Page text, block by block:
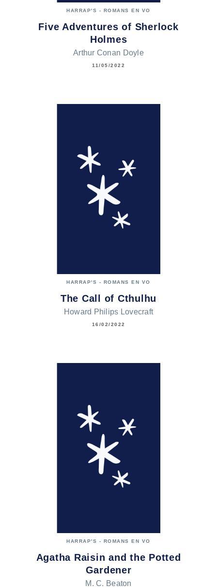
HARRAP'S - ROMANS EN VO
Five Adventures of Sherlock
Holmes
Arthur Conan Doyle
11/05/2022
HARRAP'S - ROMANS EN VO
The Call of Cthulhu
Howard Philips Lovecraft
16/02/2022
HARRAP'S - ROMANS EN VO
Agatha Raisin and the Potted
Gardener
M. C. Beaton